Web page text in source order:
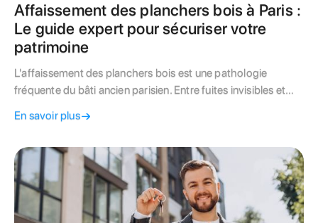
Affaissement des planchers bois à Paris :
Le guide expert pour sécuriser votre
patrimoine
L'affaissement des planchers bois est une pathologie
fréquente du bâti ancien parisien. Entre fuites invisibles et
comment diagnostiquer les risques et financer les travaux de
patrimoine.
En savoir plus